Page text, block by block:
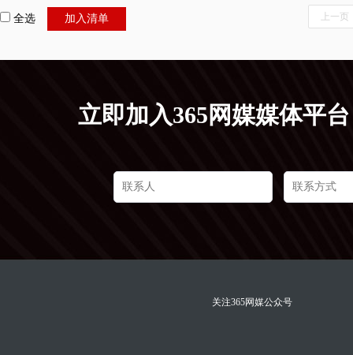
全选 加入清单 上一页
立即加入365网媒媒体平
关注365网媒公众号